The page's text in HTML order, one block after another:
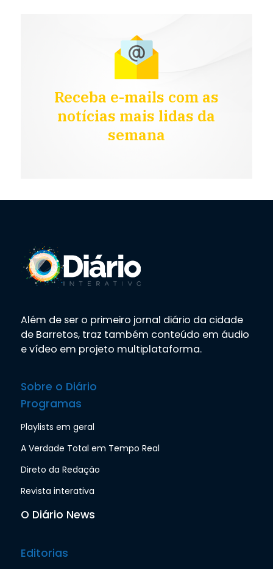
Receba e-mails com as
notícias mais lidas da
semana
Além de ser o primeiro jornal diário da cidade
de Barretos, traz também conteúdo em áudio
e vídeo em projeto multiplataforma.
Sobre o Diário
Programas
Playlists em geral
A Verdade Total em Tempo Real
Direto da Redação
Revista interativa
O Diário News
Editorias